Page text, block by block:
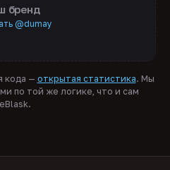
бренд
@dumay
кода — открытая статистика. Мы
по той же логике, что и сам